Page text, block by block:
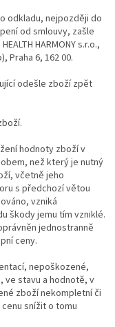
odkladu, nejpozději do
od smlouvy, zašle
HARMONY s.r.o.,
Praha 6, 162 00.
odešle zboží zpět
hodnoty zboží v
než který je nutný
včetně jeho
s předchozí větou
vzniká
škody jemu tím vzniklé.
jednostranně
ceny.
nepoškozené,
ve stavu a hodnotě, v
zboží nekompletní či
snížit o tomu